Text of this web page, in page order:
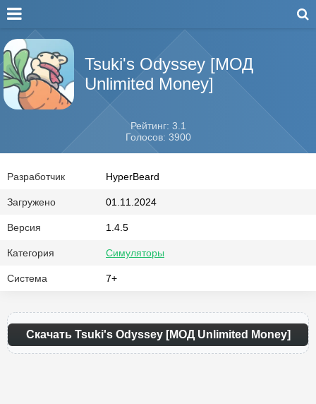
Tsuki's Odyssey [МОД
Unlimited Money]
Рейтинг: 3.1
Голосов: 3900
Разработчик HyperBeard
Загружено 01.11.2024
Версия 1.4.5
Категория Симуляторы
Система 7+
Скачать Tsuki's Odyssey [МОД Unlimited Money]